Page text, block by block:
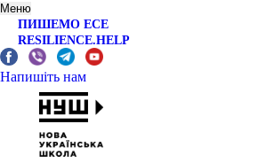
Меню
ПИШЕМО ЕСЕ
RESILIENCE.HELP
Напишіть нам